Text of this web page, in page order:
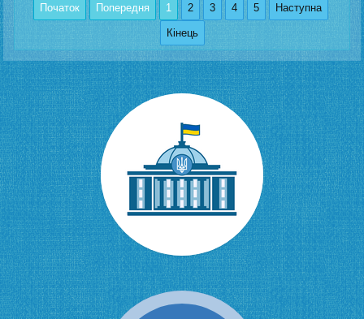
Початок Попередня 1 2 3 4 5 Наступна
Кінець